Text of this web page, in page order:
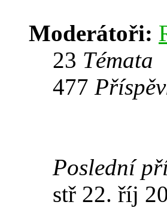
Moderátoři:
23 Témata
477
Poslední
stř 22. říj